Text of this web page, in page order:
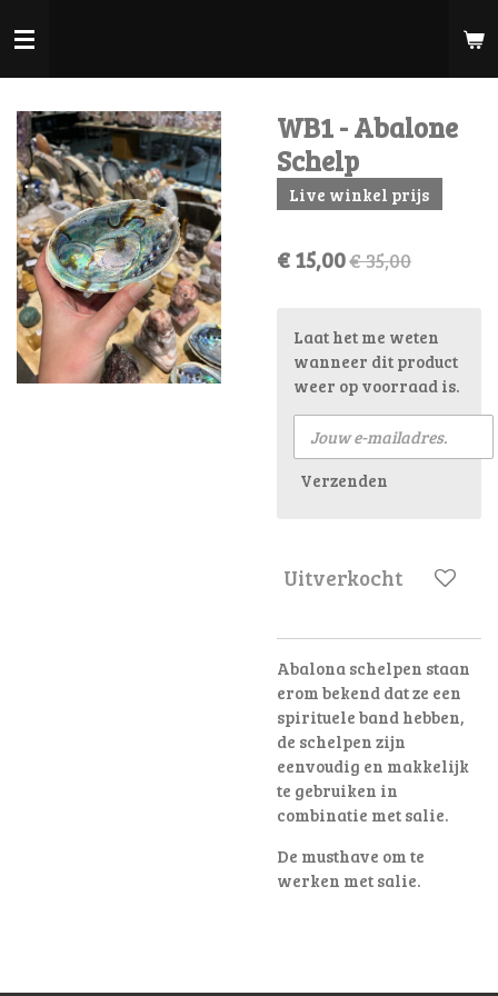
direct
hoofdinhoud
WB1 - Abalone
Schelp
Live winkel prijs
€ 15,00€ 35,00
Laat het me weten
wanneer dit product
weer op voorraad is.
Verzenden
Uitverkocht
Abalona schelpen staan
erom bekend dat ze een
spirituele band hebben,
de schelpen zijn
eenvoudig en makkelijk
te gebruiken in
combinatie met salie.
De musthave om te
werken met salie.